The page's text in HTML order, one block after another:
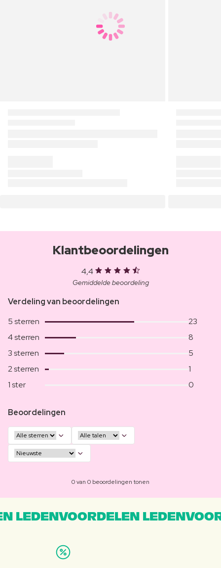
Klantbeoordelingen
4,4
Gemiddelde beoordeling
Verdeling van beoordelingen
5 sterren
23
4 sterren
8
3 sterren
5
2 sterren
1
1 ster
0
Beoordelingen
0 van 0 beoordelingen tonen
LEDENVOORDELEN